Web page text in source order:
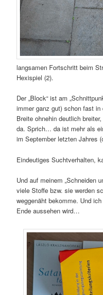
langsamen Fortschritt beim
Hexispiel (2).
Der „Block“ ist am
immer ganz gut) schon fast
Breite ohnehin deutlich
da. Sprich… da ist mehr als
im September letzten Jahres
Eindeutiges Suchtverhalten,
Und auf meinem „Schneiden
viele Stoffe bzw. sie werden
weggenäht bekomme. Und
Ende aussehen wird…